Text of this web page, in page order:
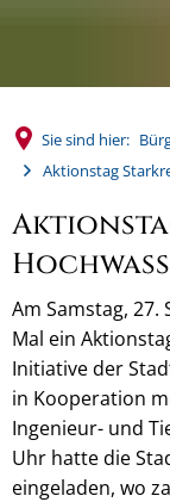
Sie sind hier:
Aktionstag
Am Samstag,
Mal ein
Initiative der
in Kooperation
Ingenieur- und
Uhr hatte die
eingeladen, wo